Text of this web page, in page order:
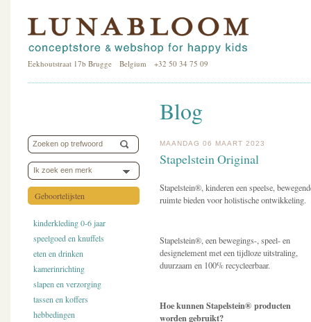
Eekhoutstraat 17b Brugge Belgium +32 50 34 75 09
Ik zoek een merk
Geboortelijsten
kinderkleding 0-6 jaar
speelgoed en knuffels
eten en drinken
kamerinrichting
slapen en verzorging
tassen en koffers
hebbedingen
Blog
MAANDAG 06 MAART 2023
Stapelstein Original
Stapelstein®, kinderen een speelse,
ruimte bieden voor holistische ontwikkeling.
Stapelstein®, een bewegings-, speel- en
designelement met een tijdloze uitstraling,
duurzaam en 100% recycleerbaar.
Hoe kunnen Stapelstein® producten
worden gebruikt?